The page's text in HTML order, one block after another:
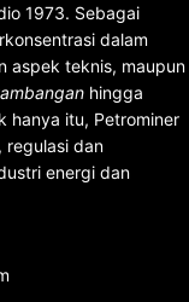
1973. Sebagai
dalam
aspek teknis, maupun
hingga
hanya itu, Petrominer
regulasi dan
energi dan